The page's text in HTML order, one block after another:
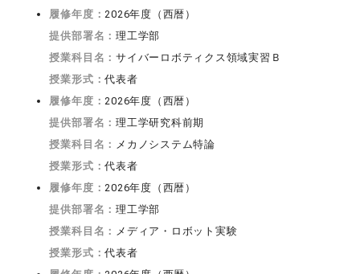
履修年度：2026年度（西暦）
提供部署名：理工学部
授業科目名：サイバーロボティクス領域実習Ｂ
授業形式：代表者
履修年度：2026年度（西暦）
提供部署名：理工学研究科前期
授業科目名： メカノシステム特論
授業形式：代表者
履修年度：2026年度（西暦）
提供部署名：理工学部
授業科目名： メディア・ロボット実験
授業形式：代表者